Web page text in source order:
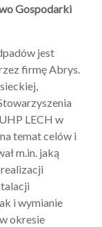
Gospodarki
jest
firmę Abrys.
LECH w
temat celów i
m.in. jaką
i wymianie
okresie